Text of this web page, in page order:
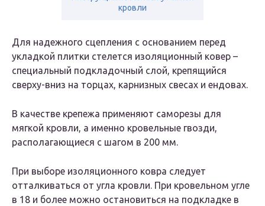
кровли
Для надежного сцепления с основанием перед
укладкой плитки стелется изоляционный ковер –
специальный подкладочный слой, крепящийся
сверху-вниз на торцах, карнизных свесах и ендовах.
В качестве крепежа применяют саморезы для
мягкой кровли, а именно кровельные гвозди,
располагающиеся с шагом в 200 мм.
При выборе изоляционного ковра следует
отталкиваться от угла кровли. При кровельном угле
в 18 и более можно остановиться на подкладке в